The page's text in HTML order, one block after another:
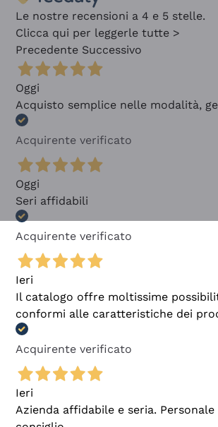
Le nostre recensioni a 4 e 5 stelle.
Clicca qui per leggerle tutte >
Precedente Successivo
Oggi
Acquisto semplice nelle modalità,
Acquirente verificato
Oggi
Seri affidabili
Acquirente verificato
Ieri
Il catalogo offre moltissime
conformi alle caratteristiche dei
Acquirente verificato
Ieri
Azienda affidabile e seria.